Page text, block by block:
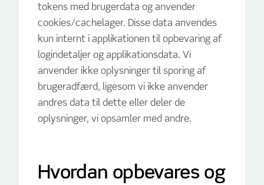
tokens med brugerdata og anvender
cookies/cachelager. Disse data anvendes
kun internt i applikationen til opbevaring af
logindetaljer og applikationsdata. Vi
anvender ikke oplysninger til sporing af
brugeradfærd, ligesom vi ikke anvender
andres data til dette eller deler de
oplysninger, vi opsamler med andre.
Hvordan opbevares og